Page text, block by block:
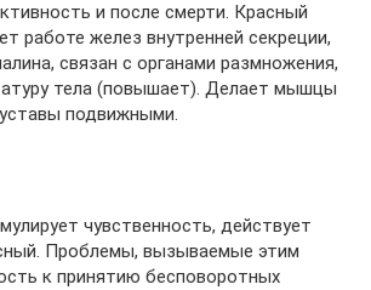
и после смерти. Красный
работе желез внутренней секреции,
связан с органами размножения,
тела (повышает). Делает мышцы
подвижными.
чувственность, действует
Проблемы, вызываемые этим
к принятию бесповоротных